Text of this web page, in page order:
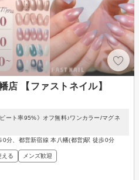
店 【ファストネイル】
ート率95%》オフ無料♪ワンカラー/マグネ
分、都営新宿線 本八幡(都営)駅 徒歩0分
える メンズ歓迎